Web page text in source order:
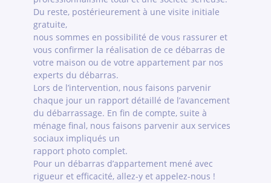
Du reste, postérieurement à une visite initiale
gratuite,
nous sommes en possibilité de vous rassurer et
vous confirmer la réalisation de ce débarras de
votre maison ou de votre appartement par nos
experts du débarras.
Lors de l’intervention, nous faisons parvenir
chaque jour un rapport détaillé de l’avancement
du débarrassage. En fin de compte, suite à
ménage final, nous faisons parvenir aux services
sociaux impliqués un
rapport photo complet.
Pour un débarras d’appartement mené avec
rigueur et efficacité, allez-y et appelez-nous !